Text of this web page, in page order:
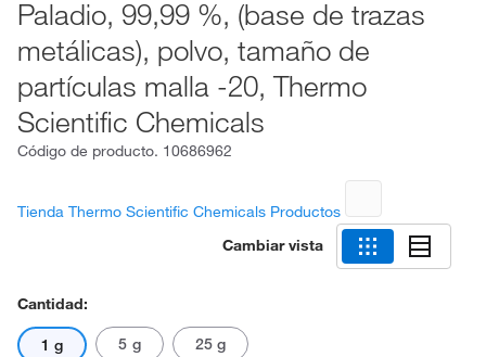
Paladio, 99,99 %, (base de trazas
metálicas), polvo, tamaño de
partículas malla -20, Thermo
Scientific Chemicals
Código de producto. 10686962
Tienda Thermo Scientific Chemicals Productos
Cambiar vista
Cantidad:
1 g 5 g 25 g